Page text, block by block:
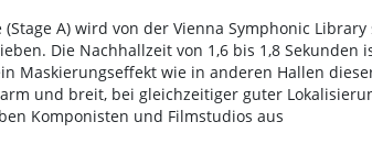
A) wird von der Vienna Symphonic
Die Nachhallzeit von 1,6 bis 1,8 Sekunden
Maskierungseffekt wie in anderen Hallen
und breit, bei gleichzeitiger guter
Komponisten und Filmstudios aus